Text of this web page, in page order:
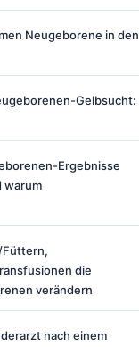
Neugeborene in den
Gelbsucht:
Ergebnisse
warum
Füttern,
die
verändern
nach einem